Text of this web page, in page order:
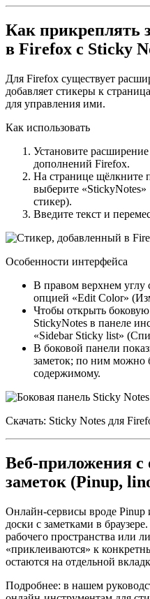
Как прикреплять
в Firefox с Sticky
Для Firefox существует
добавляет стикеры к
для управления ими.
Как использовать
Установите
дополнений Firefox.
На странице
выберите
стикер).
Введите текст и
Особенности интерфейса
В правом верхнем углу
опцией «Edit Color»
Чтобы открыть
StickyNotes в панеле
«Sidebar Sticky list»
В боковой панели
заметок; по ним можно
содержимому.
Скачать: Sticky Notes для
Веб‑приложения с
заметок (Pinup,
Онлайн‑сервисы вроде
доски с заметками в
рабочего пространства или
«приклеиваются» к
остаются на отдельной
Подробнее: в нашем